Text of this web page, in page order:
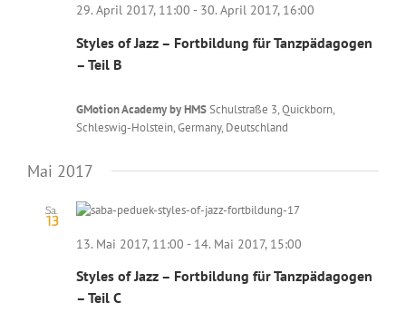
Styles of Jazz – Fortbildung für Tanzpädagogen
– Teil B
29. April 2017, 11:00 - 30. April 2017, 16:00
GMotion Academy by HMSSchulstraße 3, Quickborn,
Schleswig-Holstein, Germany, Deutschland
Mai 2017
Sa.
13
Styles of Jazz – Fortbildung für Tanzpädagogen
– Teil C
13. Mai 2017, 11:00 - 14. Mai 2017, 15:00